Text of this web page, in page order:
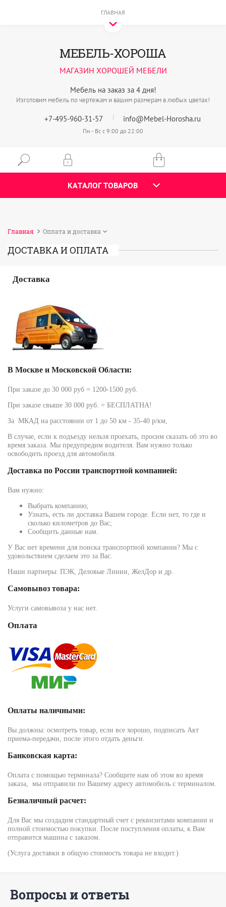
ГЛАВНАЯ
Мебель на заказ за 4 дня!
Изготовим мебель по чертежам и вашим размерам в любых цветах!
МЕБЕЛЬ-ХОРОША
МАГАЗИН ХОРОШЕЙ МЕБЕЛИ
+7-495-960-31-57 info@Mebel-Horosha.ru
Пн - Вс с 9:00 до 22:00
КАТАЛОГ ТОВАРОВ
Главная Оплата и доставка
ДОСТАВКА И ОПЛАТА
Доставка
В Москве и Московской Области:
При заказе до 30 000 руб = 1200-1500 руб.
При заказе свыше 30 000 руб. = БЕСПЛАТНА!
За МКАД на расстоянии от 1 до 50 км - 35-40 р/км,
В случае, если к подъезду нельзя проехать, просим сказать об это во
время заказа. Мы предупредим водителя. Вам нужно только
освободить проезд для автомобиля.
Доставка по России транспортной компанией:
Вам нужно:
Выбрать компанию;
Узнать, есть ли доставка Вашем городе. Если нет, то где и
сколько километров до Вас;
Сообщить данные нам.
У Вас нет времени для поиска транспортной компании? Мы с
удовольствием сделаем это за Вас.
Наши партнеры: ПЭК, Деловые Линии, ЖелДор и др.
Самовывоз товара:
Услуги самовывоза у нас нет.
Оплата
Оплаты наличными:
Вы должны: осмотреть товар, если все хорошо, подписать Акт
приема-передачи, после этого отдать деньги.
Банковская карта:
Оплата с помощью терминала? Сообщите нам об этом во время
заказа, мы отправили по Вашему адресу автомобиль с терминалом.
Безналичный расчет:
Для Вас мы создадим стандартный счет с реквизитами компании и
полной стоимостью покупки. После поступления оплаты, к Вам
отправится машина с заказом.
(Услуга доставки в общую стоимость товара не входит.)
Вопросы и ответы